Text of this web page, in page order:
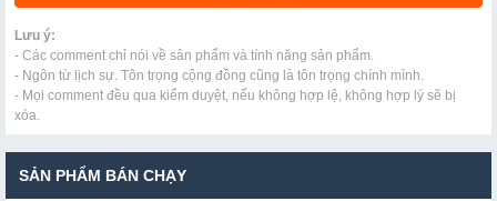
Lưu ý:
- Các comment chỉ nói về sản phẩm và tính năng sản phẩm.
- Ngôn từ lịch sự. Tôn trọng cộng đồng cũng là tôn trọng chính mình.
- Mọi comment đều qua kiểm duyệt, nếu không hợp lệ, không hợp lý sẽ bị
xóa.
SẢN PHẨM BÁN CHẠY